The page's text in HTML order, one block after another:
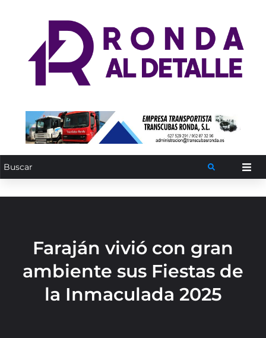
Faraján vivió con gran
ambiente sus Fiestas de
la Inmaculada 2025